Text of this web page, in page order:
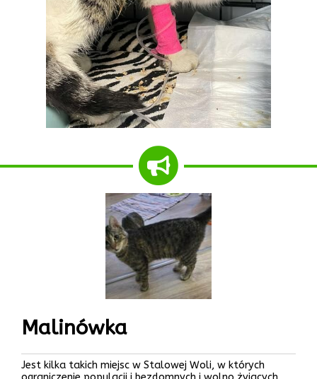
Malinówka
Jest kilka takich miejsc w Stalowej Woli, w których